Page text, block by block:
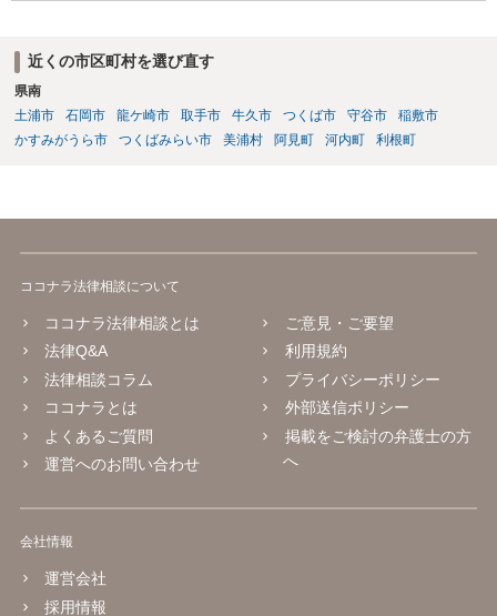
近くの市区町村を選び直す
県南
土浦市
石岡市 龍ケ崎市 取手市 牛久市 つくば市 守谷市
稲敷市
かすみがうら市
つくばみらい市 美浦村 阿見町 河内町 利根町
ココナラ法律相談について
ココナラ法律相談とは
法律Q&A
法律相談コラム
ココナラとは
よくあるご質問
運営へのお問い合わせ
ご意見・ご要望
利用規約
プライバシーポリシー
外部送信ポリシー
掲載をご検討の弁護士の方
へ
会社情報
運営会社
採用情報